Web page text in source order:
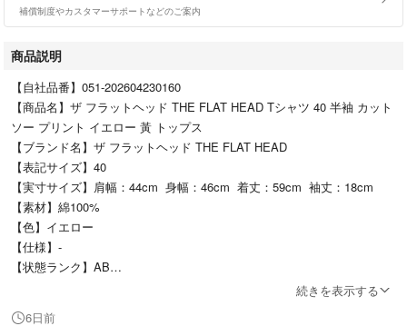
補償制度やカスタマーサポートなどのご案内
商品説明
【自社品番】051-202604230160
【商品名】ザ フラットヘッド THE FLAT HEAD Tシャツ 40 半袖 カット
ソー プリント イエロー 黃 トップス
【ブランド名】ザ フラットヘッド THE FLAT HEAD
【表記サイズ】40
【実寸サイズ】肩幅：44cm 身幅：46cm 着丈：59cm 袖丈：18cm
【素材】綿100%
【色】イエロー
【仕様】-
【状態ランク】AB
【状態】毛羽立ち・色落ちはありますが、目立つような汚れ・ダメージは
【付属品】-
続きを表示する
6日前